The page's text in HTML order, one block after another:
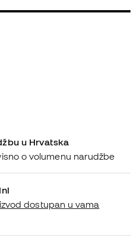
u Hrvatska
o volumenu narudžbe
dostupan u vama